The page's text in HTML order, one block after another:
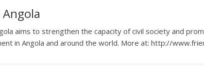
Angola
aims to strengthen the capacity of civil society and
in Angola and around the world. More at: http://